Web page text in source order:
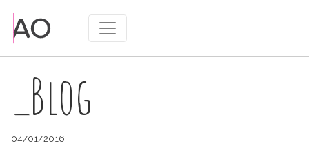
_Blog
Publié
04/01/2016